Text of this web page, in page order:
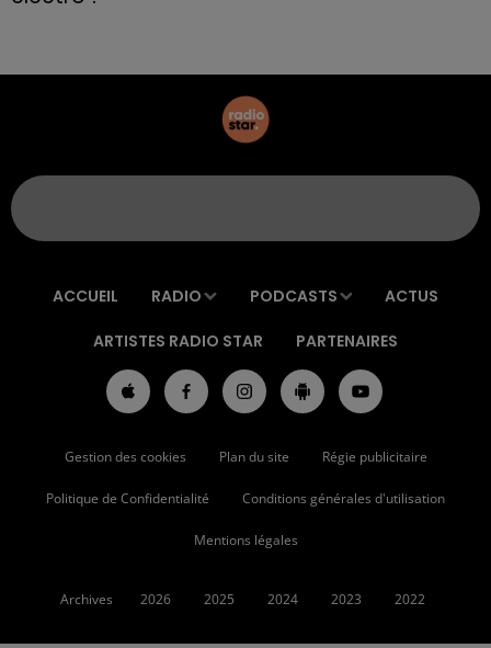
ACCUEIL RADIO PODCASTS ACTUS
ARTISTES RADIO STAR PARTENAIRES
Gestion des cookies Plan du site Régie publicitaire
Politique de Confidentialité Conditions générales d'utilisation
Mentions légales
Archives 2026 2025 2024 2023 2022